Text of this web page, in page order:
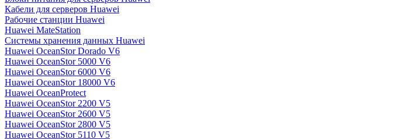
Кабели для серверов Huawei
Рабочие станции Huawei
Huawei MateStation
Системы хранения данных Huawei
Huawei OceanStor Dorado V6
Huawei OceanStor 5000 V6
Huawei OceanStor 6000 V6
Huawei OceanStor 18000 V6
Huawei OceanProtect
Huawei OceanStor 2200 V5
Huawei OceanStor 2600 V5
Huawei OceanStor 2800 V5
Huawei OceanStor 5110 V5